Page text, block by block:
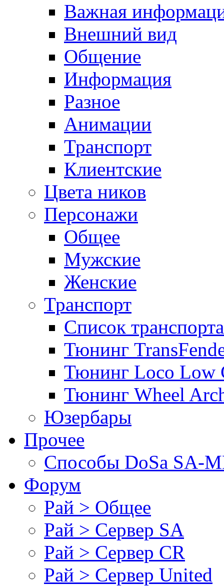
Важная
Внешний вид
Общение
Информация
Разное
Анимации
Транспорт
Клиентские
Цвета ников
Персонажи
Общее
Мужские
Женские
Транспорт
Список транспорта
Тюнинг
Тюнинг Loco Low
Тюнинг Wheel
Юзербары
Прочее
Cпособы DoSа SA-
Форум
Рай > Общее
Рай > Сервер SA
Рай > Сервер CR
Рай > Сервер United